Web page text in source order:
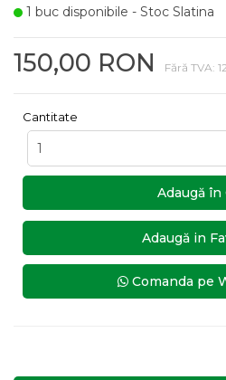
1 buc disponibile - Stoc Slatina
150,00 RON Fără TVA:
Cantitate
Adaugă în
Adaugă in
Comanda pe